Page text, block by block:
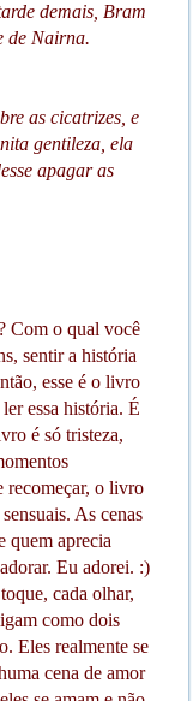
demais, Bram
de Nairna.
as cicatrizes, e
gentileza, ela
apagar as
Com o qual você
sentir a história
esse é o livro
essa história. É
é só tristeza,
recomeçar, o livro
As cenas
quem aprecia
Eu adorei. :)
cada olhar,
como dois
Eles realmente se
cena de amor